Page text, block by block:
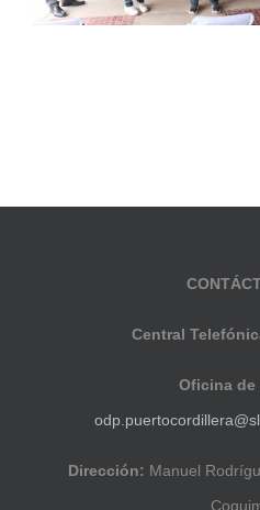
Central
Oficina de
Dirección: Manuel